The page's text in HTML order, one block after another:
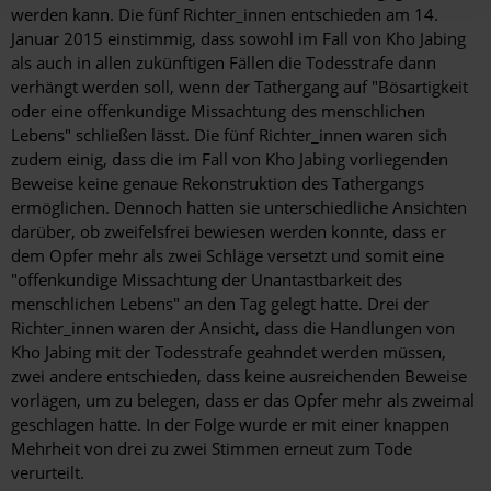
werden kann. Die fünf Richter_innen entschieden am 14.
Januar 2015 einstimmig, dass sowohl im Fall von Kho Jabing
als auch in allen zukünftigen Fällen die Todesstrafe dann
verhängt werden soll, wenn der Tathergang auf "Bösartigkeit
oder eine offenkundige Missachtung des menschlichen
Lebens" schließen lässt. Die fünf Richter_innen waren sich
zudem einig, dass die im Fall von Kho Jabing vorliegenden
Beweise keine genaue Rekonstruktion des Tathergangs
ermöglichen. Dennoch hatten sie unterschiedliche Ansichten
darüber, ob zweifelsfrei bewiesen werden konnte, dass er
dem Opfer mehr als zwei Schläge versetzt und somit eine
"offenkundige Missachtung der Unantastbarkeit des
menschlichen Lebens" an den Tag gelegt hatte. Drei der
Richter_innen waren der Ansicht, dass die Handlungen von
Kho Jabing mit der Todesstrafe geahndet werden müssen,
zwei andere entschieden, dass keine ausreichenden Beweise
vorlägen, um zu belegen, dass er das Opfer mehr als zweimal
geschlagen hatte. In der Folge wurde er mit einer knappen
Mehrheit von drei zu zwei Stimmen erneut zum Tode
verurteilt.